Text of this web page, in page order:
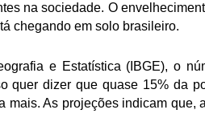
na sociedade. O
chegando em solo brasileiro.
e Estatística (IBGE), o
quer dizer que quase 15% da
mais. As projeções indicam que,